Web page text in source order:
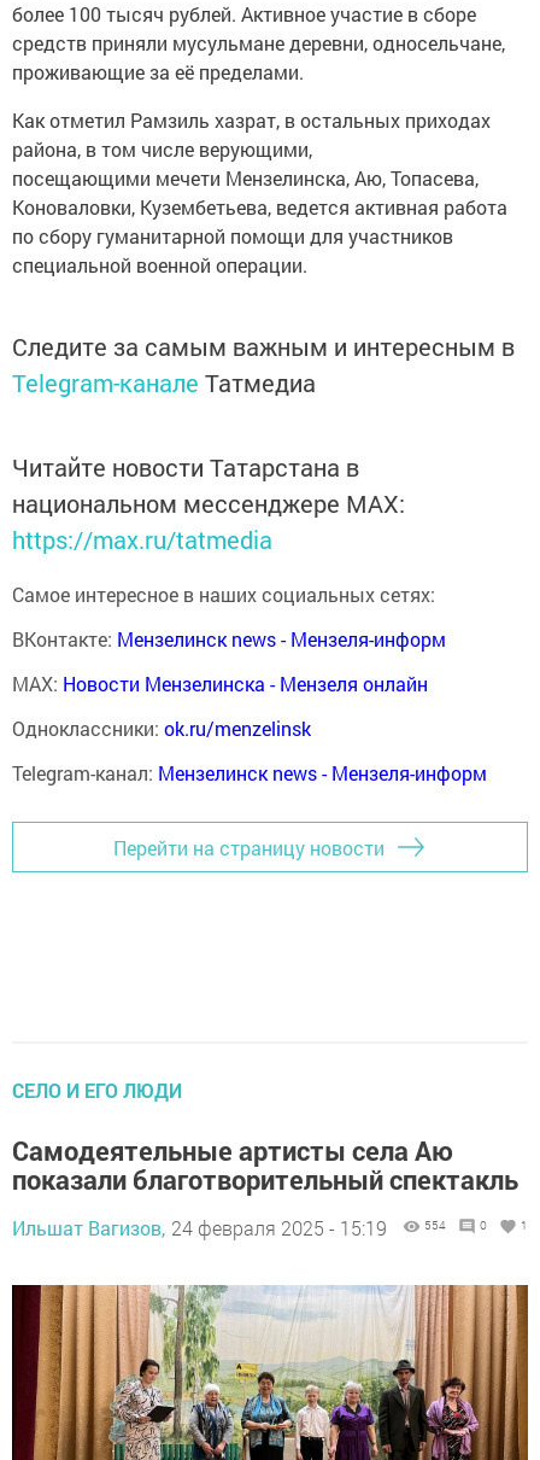
более 100 тысяч рублей. Активное участие в сборе
средств приняли мусульмане деревни, односельчане,
проживающие за её пределами.
Как отметил Рамзиль хазрат, в остальных приходах
района, в том числе верующими,
посещающими мечети Мензелинска, Аю, Топасева,
Коноваловки, Кузембетьева, ведется активная работа
по сбору гуманитарной помощи для участников
специальной военной операции.
Следите за самым важным и интересным в
Telegram-канале Татмедиа
Читайте новости Татарстана в
национальном мессенджере MАХ:
https://max.ru/tatmedia
Самое интересное в наших социальных сетях:
ВКонтакте: Мензелинск news - Мензеля-информ
MAX: Новости Мензелинска - Мензеля онлайн
Одноклассники: ok.ru/menzelinsk
Telegram-канал: Мензелинск news - Мензеля-информ
Перейти на страницу новости
СЕЛО И ЕГО ЛЮДИ
Самодеятельные артисты села Аю
показали благотворительный спектакль
Ильшат Вагизов, 24 февраля 2025 - 15:19 554 0 1